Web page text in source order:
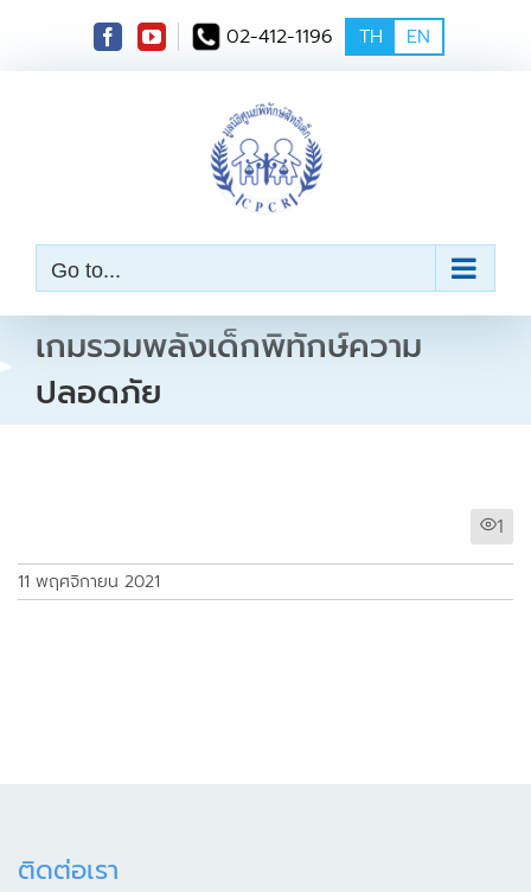
t
02-412-1196 TH EN
Go to...
เกมรวมพลังเด็กพิทักษ์ความ
ปลอดภัย
1
11 พฤศจิกายน 2021
ติดต่อเรา